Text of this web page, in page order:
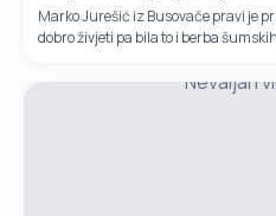
Marko Jurešić iz Busovače pravi je
dobro živjeti pa bila to i berba
Nevaljan